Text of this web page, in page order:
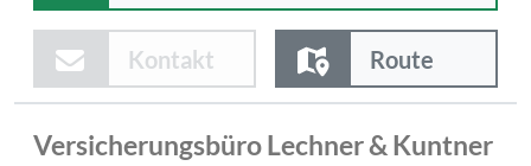
Kontakt Route
Versicherungsbüro Lechner & Kuntner